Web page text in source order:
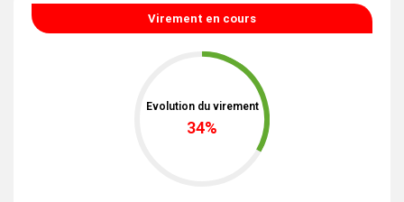
Virement en cours
Evolution du virement
35%